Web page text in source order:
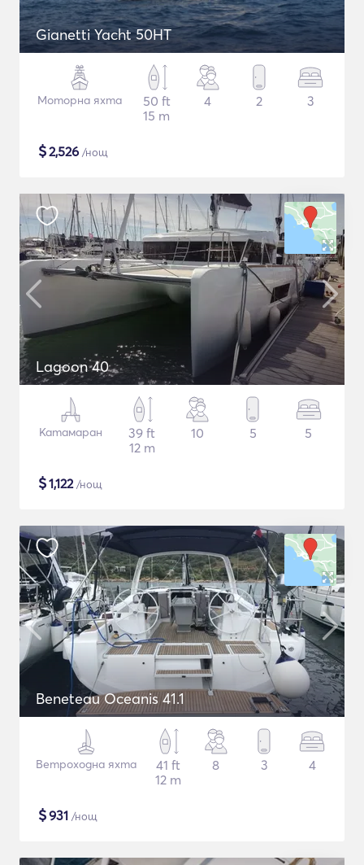
Gianetti Yacht 50HT
Моторна яхта
50 ft
15 m
4 2 3
$2,526 /нощ
Lagoon 40
Катамаран
39 ft
12 m
10 5 5
$1,122/нощ
Beneteau Oceanis 41.1
Ветроходна яхта
41 ft
12 m
8 3 4
$931 /нощ